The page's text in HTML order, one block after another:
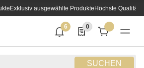
Exklusiv ausgewählte ProdukteHöchste Qualität
SUCHEN
6
6 neue Notifizierungen
0
0 Produkte in der